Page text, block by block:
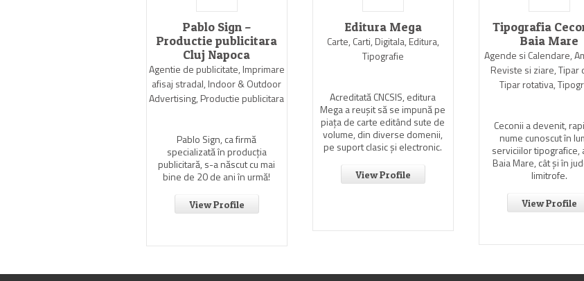
Pablo Sign –
Productie publicitara
Cluj Napoca
Agentie de publicitate, Imprimare
afisaj stradal, Indoor & Outdoor
Advertising, Productie publicitara
Pablo Sign, ca firmă
specializată în producția
publicitară, s-a născut cu mai
bine de 20 de ani în urmă!
View Profile
Editura Mega
Carte, Carti, Digitala, Editura,
Tipografie
Acreditată CNCSIS, editura
Mega a reuşit să se impună pe
piaţa de carte editând sute de
volume, din diverse domenii,
pe suport clasic şi electronic.
View Profile
Tipografia
Baia Mare
Agende si Calendare,
Reviste si ziare, Tipar
Tipar rotativa,
Ceconii a devenit,
nume cunoscut în
serviciilor tipografice,
Baia Mare, cât şi în
limitrofe.
View Profile